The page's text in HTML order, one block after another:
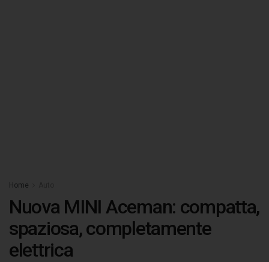
Home
Nuova MINI Aceman: compatta,
spaziosa, completamente
elettrica